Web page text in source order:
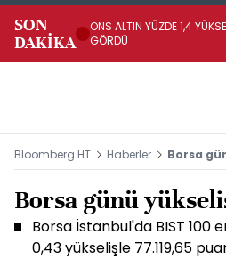
SON
DAKİKA
ONS ALTIN YÜZDE 1,4
GÖRDÜ
Bloomberg HT Haberler Borsa
Borsa günü
Borsa İstanbul'da BIST 100
0,43 yükselişle 77.119,65